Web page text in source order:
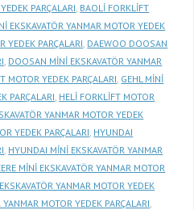
PARÇALARI BAOLİ FORKLİFT
EKSKAVATÖR YANMAR MOTOR YEDEK
YEDEK PARÇALARI DAEWOO DOOSAN
DOOSAN MİNİ EKSKAVATÖR YANMAR
MOTOR YEDEK PARÇALARI GEHL MİNİ
PARÇALARI HELİ FORKLİFT MOTOR
YANMAR MOTOR YEDEK
YEDEK PARÇALARI HYUNDAI
HYUNDAI MİNİ EKSKAVATÖR YANMAR
MİNİ EKSKAVATÖR YANMAR MOTOR
YANMAR MOTOR YEDEK
MOTOR YEDEK PARÇALARI